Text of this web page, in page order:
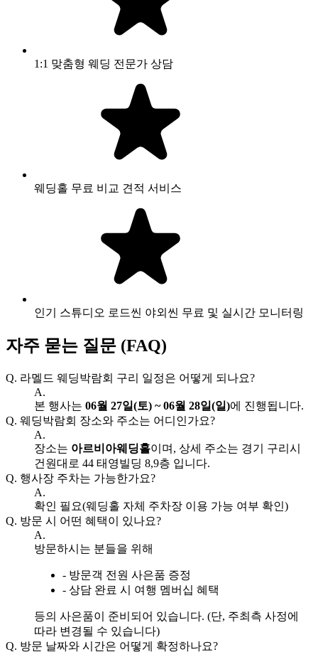
1:1 맞춤형 웨딩 전문가 상담
웨딩홀 무료 비교 견적 서비스
인기 스튜디오 로드씬 야외씬 무료 및 실시간 모니터링
자주 묻는 질문 (FAQ)
Q. 라멜드 웨딩박람회 구리 일정은 어떻게 되나요?
A.
본 행사는 06월 27일(토) ~ 06월 28일(일)에 진행됩니다.
Q. 웨딩박람회 장소와 주소는 어디인가요?
A.
장소는 아르비아웨딩홀이며, 상세 주소는 경기 구리시
건원대로 44 태영빌딩 8,9층 입니다.
Q. 행사장 주차는 가능한가요?
A.
확인 필요(웨딩홀 자체 주차장 이용 가능 여부 확인)
Q. 방문 시 어떤 혜택이 있나요?
A.
방문하시는 분들을 위해
- 방문객 전원 사은품 증정
- 상담 완료 시 여행 멤버십 혜택
등의 사은품이 준비되어 있습니다. (단, 주최측 사정에
따라 변경될 수 있습니다)
Q. 방문 날짜와 시간은 어떻게 확정하나요?